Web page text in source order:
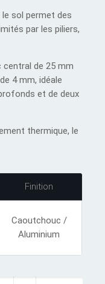
sol permet des
par les piliers,
central de 25 mm
4 mm, idéale
et de deux
thermique, le
Finition
Caoutchouc /
Aluminium